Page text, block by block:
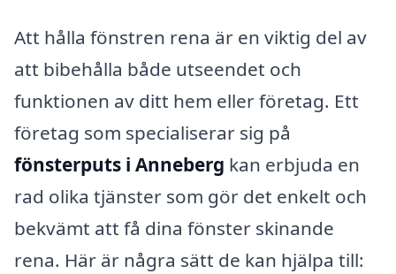
Att hålla fönstren rena är en viktig del av
att bibehålla både utseendet och
funktionen av ditt hem eller företag. Ett
företag som specialiserar sig på
fönsterputs i Anneberg kan erbjuda en
rad olika tjänster som gör det enkelt och
bekvämt att få dina fönster skinande
rena. Här är några sätt de kan hjälpa till: